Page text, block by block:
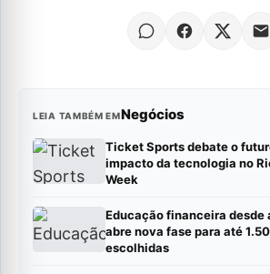
LEIA TAMBÉM EMNegócios
Ticket Sports debate o
impacto da tecnologia no
Week
Educação financeira desde
abre nova fase para até
escolhidas